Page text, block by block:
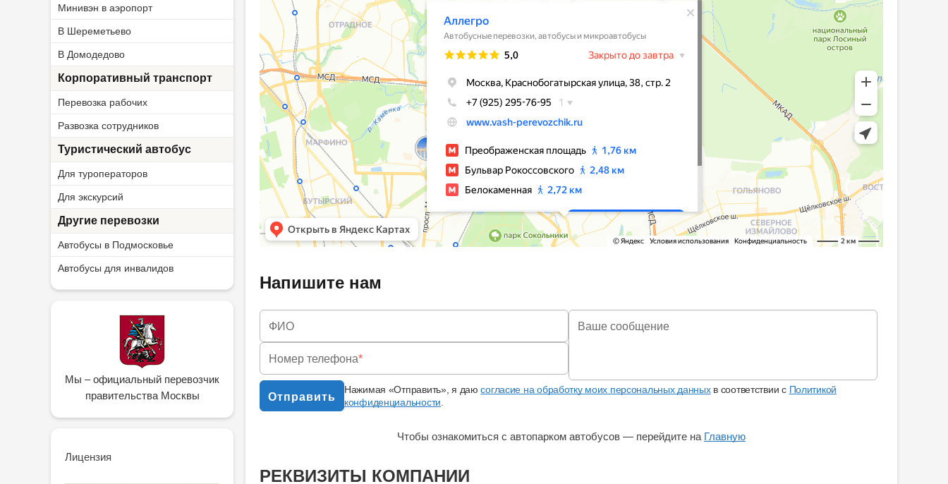
Напишите нам
ФИО
Номер телефона*
Ваше сообщение
Отправить
Нажимая «Отправить», я даюсогласие на обработку моих персональных данныхв соответствии с Политикой
конфиденциальности
Чтобы ознакомиться с автопарком автобусов — перейдите на Главную
РЕКВИЗИТЫ КОМПАНИИ
Минивэн в аэропорт
В Шереметьево
В Домодедово
Корпоративный транспорт
Перевозка рабочих
Развозка сотрудников
Туристический автобус
Для туроператоров
Для экскурсий
Другие перевозки
Автобусы в Подмосковье
Автобусы для инвалидов
Мы – официальный перевозчик
правительства Москвы
Лицензия